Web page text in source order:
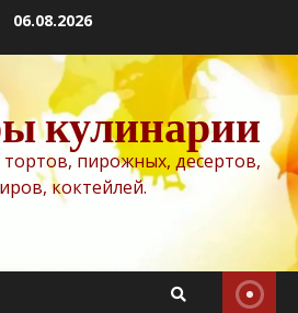
06.08.2026
кулинарии
пирожных, десертов,
коктейлей.